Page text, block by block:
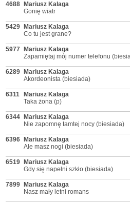
4688
Mariusz Kalaga
Gonię wiatr
5429
Mariusz Kalaga
Co tu jest grane?
5977
Mariusz Kalaga
Zapamiętaj mój numer telefonu
6289
Mariusz Kalaga
Akordeonista (biesiada)
6311
Mariusz Kalaga
Taka żona (p)
6344
Mariusz Kalaga
Nie zapomnę tamtej nocy (biesiada)
6396
Mariusz Kalaga
Ale masz nogi (biesiada)
6519
Mariusz Kalaga
Gdy się napełni szkło (biesiada)
7899
Mariusz Kalaga
Nasz mały letni romans